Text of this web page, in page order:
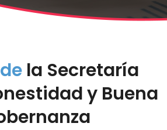
la Secretaría
y Buena